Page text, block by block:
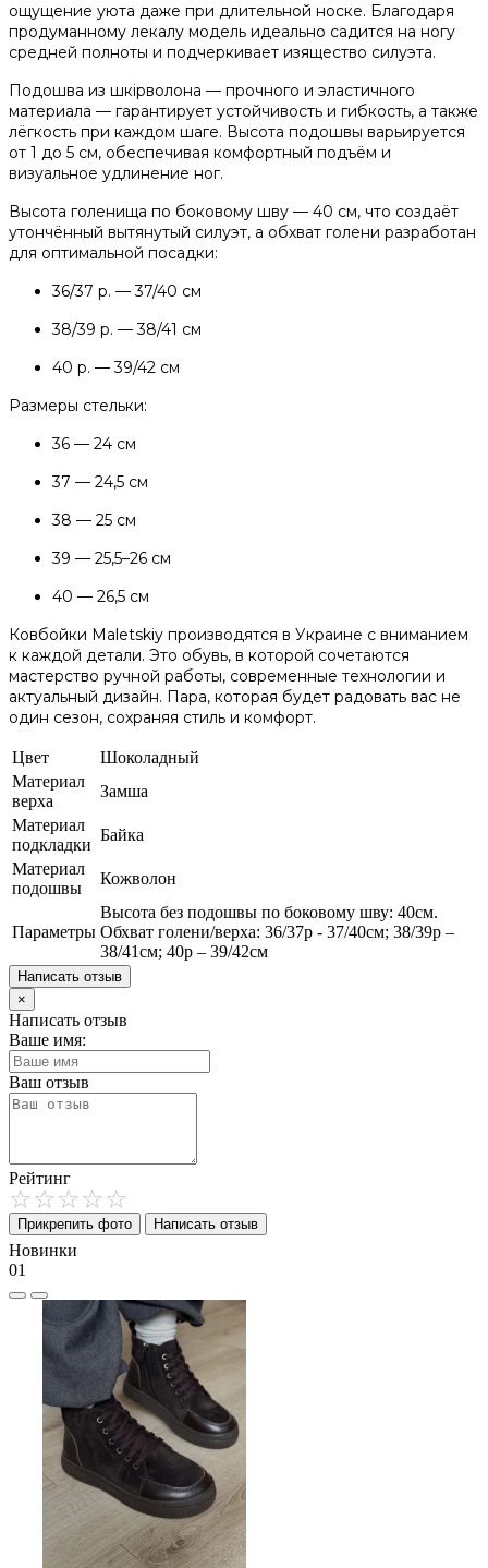
ощущение уюта даже при длительной носке. Благодаря
продуманному лекалу модель идеально садится на ногу
средней полноты и подчеркивает изящество силуэта.
Подошва из шкірволона — прочного и эластичного
материала — гарантирует устойчивость и гибкость, а также
лёгкость при каждом шаге. Высота подошвы варьируется
от 1 до 5 см, обеспечивая комфортный подъём и
визуальное удлинение ног.
Высота голенища по боковому шву — 40 см, что создаёт
утончённый вытянутый силуэт, а обхват голени разработан
для оптимальной посадки:
36/37 р. — 37/40 см
38/39 р. — 38/41 см
40 р. — 39/42 см
Размеры стельки:
36 — 24 см
37 — 24,5 см
38 — 25 см
39 — 25,5–26 см
40 — 26,5 см
Ковбойки Maletskiy производятся в Украине с вниманием
к каждой детали. Это обувь, в которой сочетаются
мастерство ручной работы, современные технологии и
актуальный дизайн. Пара, которая будет радовать вас не
один сезон, сохраняя стиль и комфорт.
Цвет
Шоколадный
Материал
верха
Замша
Материал
подкладки
Байка
Материал
подошвы
Кожволон
Параметры
Высота без подошвы по боковому шву: 40см.
Обхват голени/верха: 36/37р - 37/40см; 38/39р –
38/41см; 40р – 39/42см
Написать отзыв
×
Написать отзыв
Ваше имя:
Ваш отзыв
Рейтинг
Прикрепить фото Написать отзыв
Новинки
01